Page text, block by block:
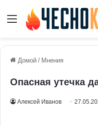
Меню
Домой / Мнения
Опасная утечка
Алексей Иванов